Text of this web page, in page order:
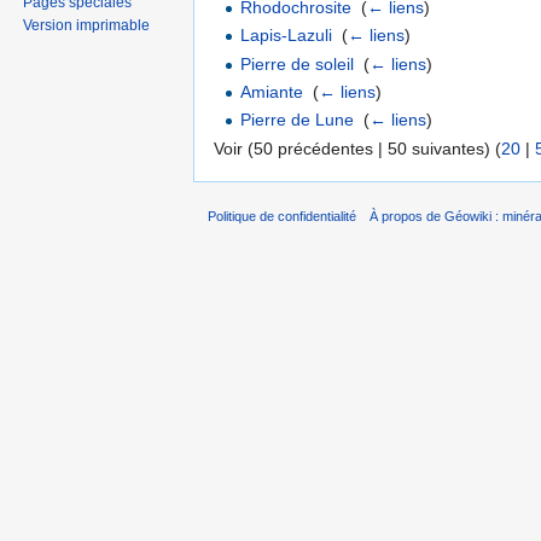
Rhodochrosite ‎(← liens)
Lapis-Lazuli ‎(← liens)
Pierre de soleil ‎(← liens)
Amiante ‎(← liens)
Pierre de Lune ‎(← liens)
Voir (50 précédentes | 50 suivantes) (20 |
Version imprimable
Politique de confidentialité À propos de Géowiki :